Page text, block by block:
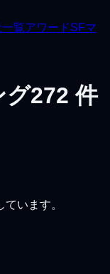
覧アワードSFマ
グ272 件
います。